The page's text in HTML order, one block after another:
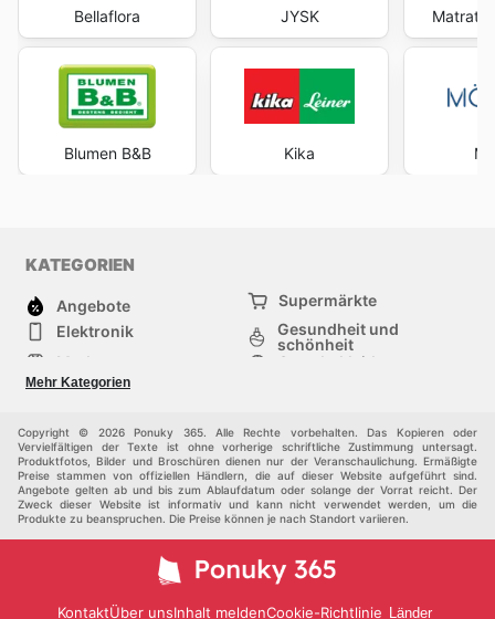
Bellaflora
Blumen B&B
JYSK
Kika
KATEGORIEN
Angebote
Supermärkte
Elektronik
Gesundheit und
schönheit
Mode
Sportbekleidung
Baumarkt
Mehr Kategorien
Copyright © 2026 Ponuky 365. Alle Rechte vorbehalten. Das Kopieren oder
Vervielfältigen der Texte ist ohne vorherige schriftliche Zustimmung untersagt.
Produktfotos, Bilder und Broschüren dienen nur der Veranschaulichung. Ermäßigte
Preise stammen von offiziellen Händlern, die auf dieser Website aufgeführt sind.
Angebote gelten ab und bis zum Ablaufdatum oder solange der Vorrat reicht. Der
Zweck dieser Website ist informativ und kann nicht verwendet werden, um die
Produkte zu beanspruchen. Die Preise können je nach Standort variieren.
KontaktÜber unsInhalt meldenCookie-Richtlinie Länder